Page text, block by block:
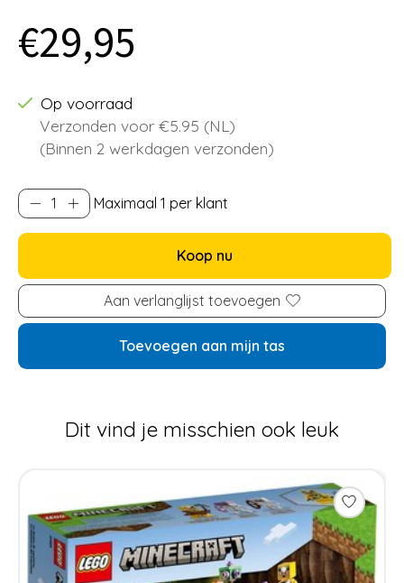
€29,95
Op voorraad
Verzonden voor €5.95 (NL)
(Binnen 2 werkdagen verzonden)
Maximaal 1 per klant
Koop nu
Aan verlanglijst toevoegen
Toevoegen aan mijn tas
Dit vind je misschien ook leuk